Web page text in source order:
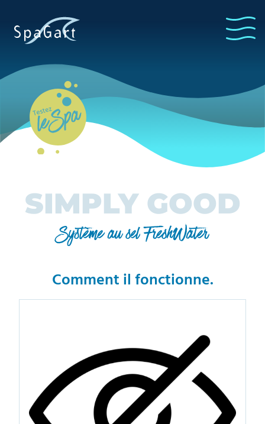
Whirl Pool
testen
SIMPLY GOOD
Système au sel FreshWater
Comment il fonctionne.